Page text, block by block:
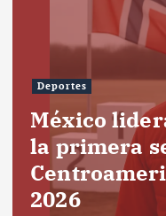
Deportes
México
la primera
2026